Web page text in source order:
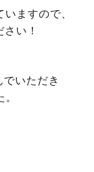
ますので、
い！
いただき